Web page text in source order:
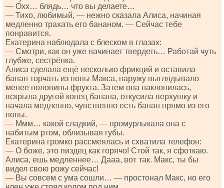
— Охх… блядь… что вы делаете…
— Тихо, любимый, — нежно сказала Алиса, начиная
медленно трахать его бананом. — Сейчас тебе
понравится.
Екатерина наблюдала с блеском в глазах:
— Смотри, как он уже начинает твердеть… Работай чуть
глубже, сестрёнка.
Алиса сделала ещё несколько фрикций и оставила
банан торчать из попы Макса, наружу выглядывало
менее половины фрукта. Затем она наклонилась,
вскрыла другой конец банана, откусила верхушку и
начала медленно, чувственно есть банан прямо из его
попы.
— Ммм… какой сладкий, — промурлыкала она с
набитым ртом, облизывая губы.
Екатерина громко рассмеялась и схватила телефон:
— О боже, это пиздец как горячо! Стой так, я сфоткаю.
Алиса, ешь медленнее… Дааа, вот так. Макс, ты бы
видел свою рожу сейчас!
— Вы совсем с ума сошли… — простонал Макс, но его